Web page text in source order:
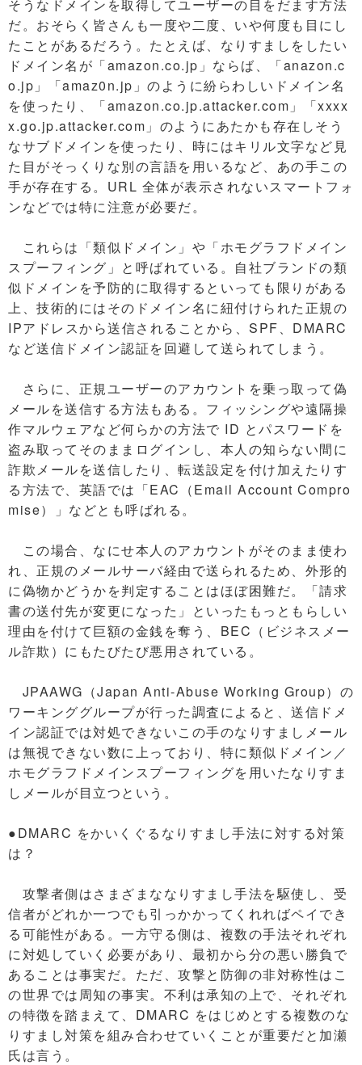
そうなドメインを取得してユーザーの目をだます方法
だ。おそらく皆さんも一度や二度、いや何度も目にし
たことがあるだろう。たとえば、なりすましをしたい
ドメイン名が「amazon.co.jp」ならば、「anazon.c
o.jp」「amaz0n.jp」のように紛らわしいドメイン名
を使ったり、「amazon.co.jp.attacker.com」「xxxx
x.go.jp.attacker.com」のようにあたかも存在しそう
なサブドメインを使ったり、時にはキリル文字など見
た目がそっくりな別の言語を用いるなど、あの手この
手が存在する。URL 全体が表示されないスマートフォ
ンなどでは特に注意が必要だ。
これらは「類似ドメイン」や「ホモグラフドメイン
スプーフィング」と呼ばれている。自社ブランドの類
似ドメインを予防的に取得するといっても限りがある
上、技術的にはそのドメイン名に紐付けられた正規の
IPアドレスから送信されることから、SPF、DMARC
など送信ドメイン認証を回避して送られてしまう。
さらに、正規ユーザーのアカウントを乗っ取って偽
メールを送信する方法もある。フィッシングや遠隔操
作マルウェアなど何らかの方法で ID とパスワードを
盗み取ってそのままログインし、本人の知らない間に
詐欺メールを送信したり、転送設定を付け加えたりす
る方法で、英語では「EAC（Email Account Compro
mise）」などとも呼ばれる。
この場合、なにせ本人のアカウントがそのまま使わ
れ、正規のメールサーバ経由で送られるため、外形的
に偽物かどうかを判定することはほぼ困難だ。「請求
書の送付先が変更になった」といったもっともらしい
理由を付けて巨額の金銭を奪う、BEC（ビジネスメー
ル詐欺）にもたびたび悪用されている。
JPAAWG（Japan Anti-Abuse Working Group）の
ワーキンググループが行った調査によると、送信ドメ
イン認証では対処できないこの手のなりすましメール
は無視できない数に上っており、特に類似ドメイン／
ホモグラフドメインスプーフィングを用いたなりすま
しメールが目立つという。
●DMARC をかいくぐるなりすまし手法に対する対策
は？
攻撃者側はさまざまななりすまし手法を駆使し、受
信者がどれか一つでも引っかかってくれればペイでき
る可能性がある。一方守る側は、複数の手法それぞれ
に対処していく必要があり、最初から分の悪い勝負で
あることは事実だ。ただ、攻撃と防御の非対称性はこ
の世界では周知の事実。不利は承知の上で、それぞれ
の特徴を踏まえて、DMARC をはじめとする複数のな
りすまし対策を組み合わせていくことが重要だと加瀬
氏は言う。